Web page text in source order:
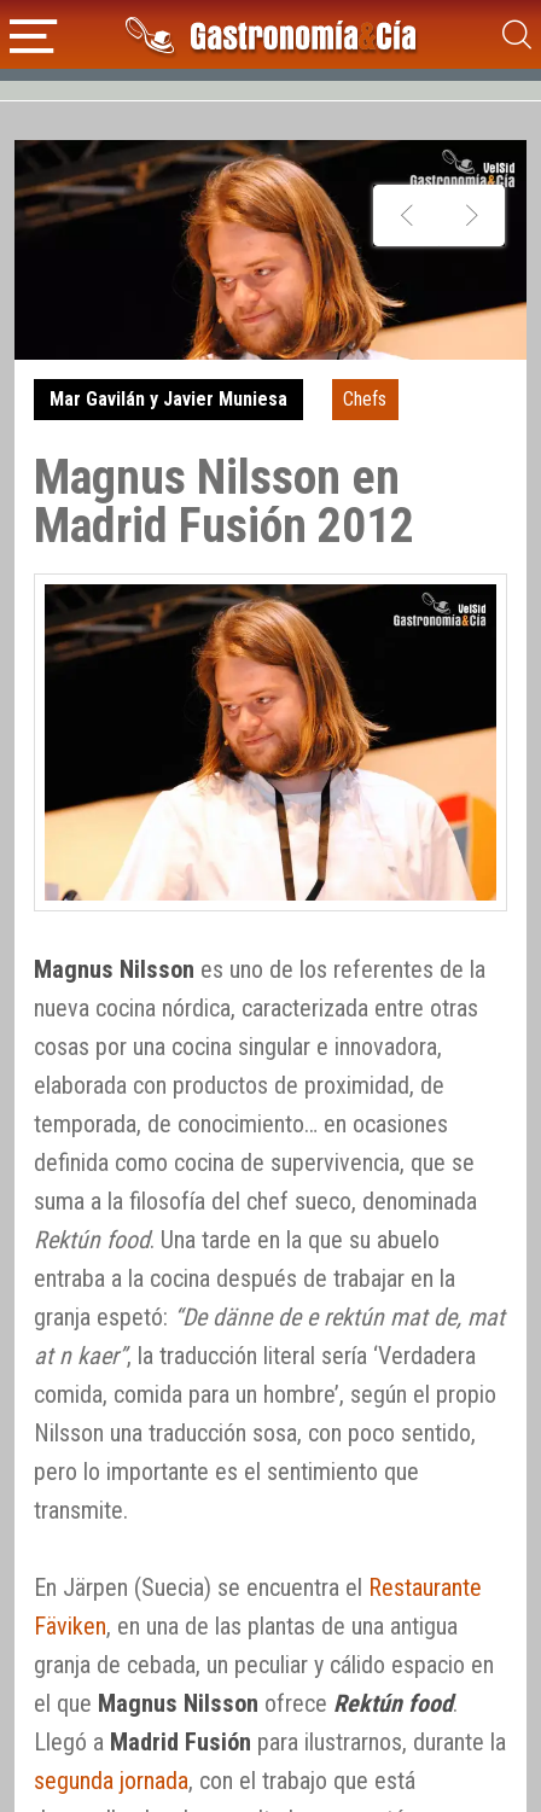
Mar Gavilán y Javier Muniesa Chefs
Magnus Nilsson en
Madrid Fusión 2012
Magnus Nilsson es uno de los referentes de la
nueva cocina nórdica, caracterizada entre otras
cosas por una cocina singular e innovadora,
elaborada con productos de proximidad, de
temporada, de conocimiento… en ocasiones
definida como cocina de supervivencia, que se
suma a la filosofía del chef sueco, denominada
Rektún food. Una tarde en la que su abuelo
entraba a la cocina después de trabajar en la
granja espetó: “De dänne de e rektún mat de, mat
at n kaer”, la traducción literal sería ‘Verdadera
comida, comida para un hombre’, según el propio
Nilsson una traducción sosa, con poco sentido,
pero lo importante es el sentimiento que
transmite.
En Järpen (Suecia) se encuentra el Restaurante
Fäviken, en una de las plantas de una antigua
granja de cebada, un peculiar y cálido espacio en
el que Magnus Nilsson ofrece Rektún food.
Llegó a Madrid Fusión para ilustrarnos, durante la
segunda jornada, con el trabajo que está